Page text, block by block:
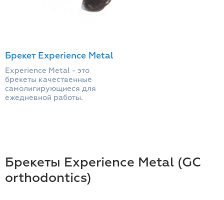
Брекет Experience Metal
Experience Metal - это
брекеты качественные
самолигирующиеся для
ежедневной работы.
Брекеты Experience Metal (GC
orthodontics)